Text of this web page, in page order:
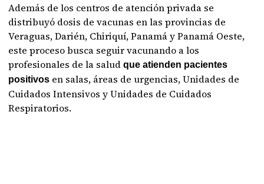
Además de los centros de atención privada se
distribuyó dosis de vacunas en las provincias de
Veraguas, Darién, Chiriquí, Panamá y Panamá Oeste,
este proceso busca seguir vacunando a los
profesionales de la saludque atienden pacientes
positivos en salas, áreas de urgencias, Unidades de
Cuidados Intensivos y Unidades de Cuidados
Respiratorios.